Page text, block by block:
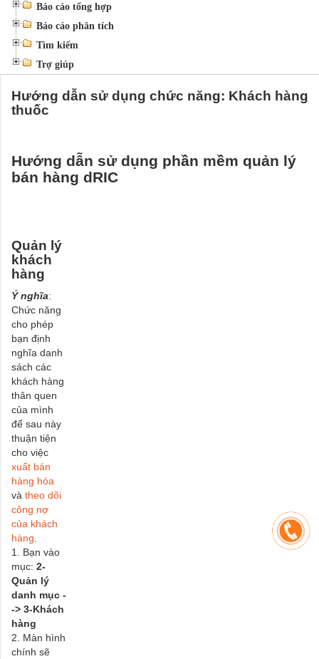
Báo cáo tổng hợp
Báo cáo phân tích
Tìm kiếm
Trợ giúp
Hướng dẫn sử dụng chức năng: Khách hàng
thuốc
Hướng dẫn sử dụng phần mềm quản lý
bán hàng dRIC
Quản lý
khách
hàng
Ý nghĩa:
Chức năng
cho phép
bạn định
nghĩa danh
sách các
khách hàng
thân quen
của mình
để sau này
thuận tiện
cho việc
xuất bán
hàng hóa
và theo dõi
công nợ
của khách
hàng
1. Bạn vào
mục: 2-
Quản lý
danh mục -
-> 3-Khách
hàng
2. Màn hình
chính sẽ